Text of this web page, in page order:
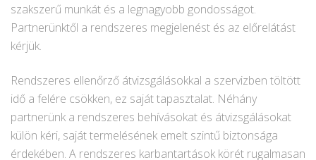
szakszerű munkát és a legnagyobb gondosságot.
Partnerünktől a rendszeres megjelenést és az előrelátást
kérjük.
Rendszeres ellenőrző átvizsgálásokkal a szervizben töltött
idő a felére csökken, ez saját tapasztalat. Néhány
partnerünk a rendszeres behívásokat és átvizsgálásokat
külön kéri, saját termelésének emelt szintű biztonsága
érdekében. A rendszeres karbantartások körét rugalmasan